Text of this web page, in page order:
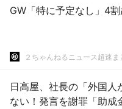
GW「特に予定なし」4
２ちゃんねるニュース超速ま
日高屋、社長の「外国
ない！発言を謝罪「助成